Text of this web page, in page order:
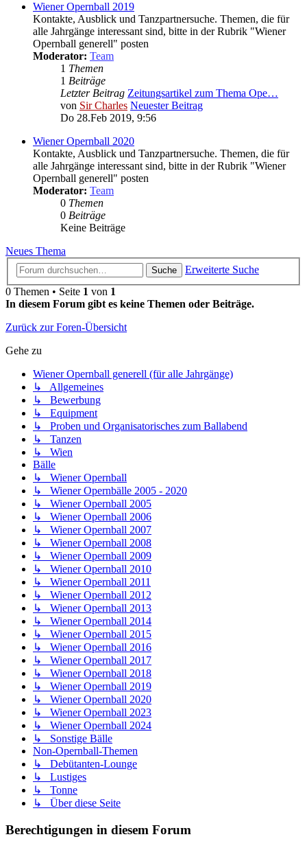
Wiener Opernball 2019
Kontakte, Ausblick und Tanzpartnersuche. Themen, die für
alle Jahrgänge interessant sind, bitte in der Rubrik "Wiener
Opernball generell" posten
Moderator: Team
1 Themen
1 Beiträge
Letzter Beitrag Zeitungsartikel zum Thema Ope…
von Sir Charles Neuester Beitrag
Do 28.Feb 2019, 9:56
Wiener Opernball 2020
Kontakte, Ausblick und Tanzpartnersuche. Themen, die für
alle Jahrgänge interessant sind, bitte in der Rubrik "Wiener
Opernball generell" posten
Moderator: Team
0 Themen
0 Beiträge
Keine Beiträge
Neues Thema
Suche
Erweiterte Suche
0 Themen • Seite 1 von 1
In diesem Forum gibt es keine Themen oder Beiträge.
Zurück zur Foren-Übersicht
Gehe zu
Wiener Opernball generell (für alle Jahrgänge)
↳ Allgemeines
↳ Bewerbung
↳ Equipment
↳ Proben und Organisatorisches zum Ballabend
↳ Tanzen
↳ Wien
Bälle
↳ Wiener Opernball
↳ Wiener Opernbälle 2005 - 2020
↳ Wiener Opernball 2005
↳ Wiener Opernball 2006
↳ Wiener Opernball 2007
↳ Wiener Opernball 2008
↳ Wiener Opernball 2009
↳ Wiener Opernball 2010
↳ Wiener Opernball 2011
↳ Wiener Opernball 2012
↳ Wiener Opernball 2013
↳ Wiener Opernball 2014
↳ Wiener Opernball 2015
↳ Wiener Opernball 2016
↳ Wiener Opernball 2017
↳ Wiener Opernball 2018
↳ Wiener Opernball 2019
↳ Wiener Opernball 2020
↳ Wiener Opernball 2023
↳ Wiener Opernball 2024
↳ Sonstige Bälle
Non-Opernball-Themen
↳ Debütanten-Lounge
↳ Lustiges
↳ Tonne
↳ Über diese Seite
Berechtigungen in diesem Forum